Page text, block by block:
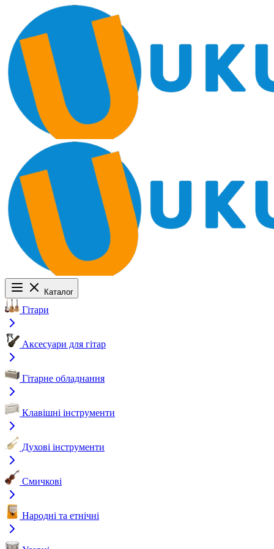
Каталог
Гітари
Аксесуари для гітар
Гітарне обладнання
Клавішні інструменти
Духові інструменти
Смичкові
Народні та етнічні